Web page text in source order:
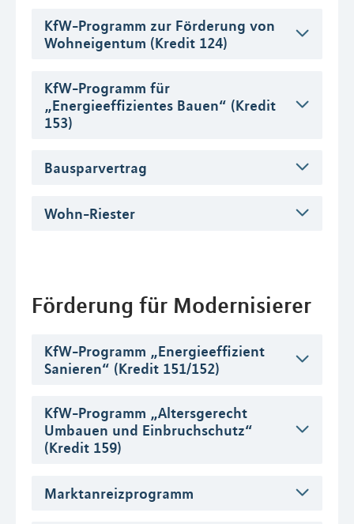
KfW-Programm zur Förderung von
Wohneigentum (Kredit 124)
KfW-Programm für
„Energieeffizientes Bauen“ (Kredit
153)
Bausparvertrag
Wohn-Riester
Förderung für Modernisierer
KfW-Programm „Energieeffizient
Sanieren“ (Kredit 151/152)
KfW-Programm „Altersgerecht
Umbauen und Einbruchschutz“
(Kredit 159)
Marktanreizprogramm